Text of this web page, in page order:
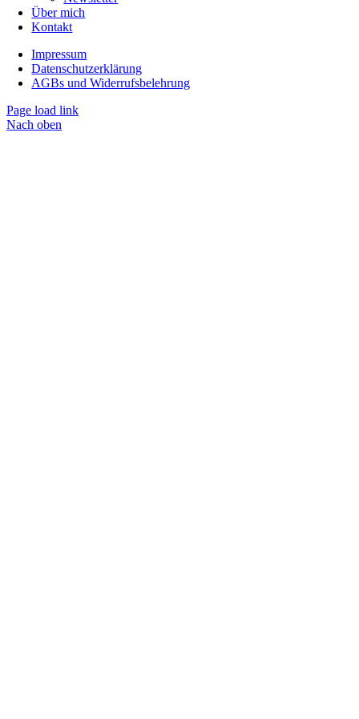
Über mich
Kontakt
Impressum
Datenschutzerklärung
AGBs und Widerrufsbelehrung
Page load link
Nach oben